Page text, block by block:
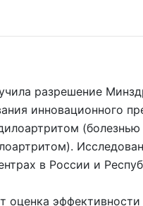
разрешение
инновационного
в России и
оценка эффективности